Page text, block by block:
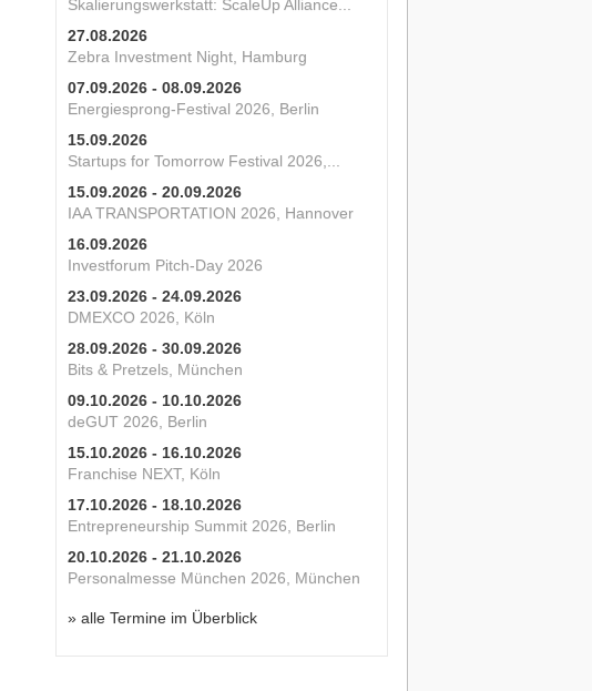
Skalierungswerkstatt: ScaleUp Alliance...
27.08.2026
Zebra Investment Night, Hamburg
07.09.2026 - 08.09.2026
Energiesprong-Festival 2026, Berlin
15.09.2026
Startups for Tomorrow Festival 2026,...
15.09.2026 - 20.09.2026
IAA TRANSPORTATION 2026, Hannover
16.09.2026
Investforum Pitch-Day 2026
23.09.2026 - 24.09.2026
DMEXCO 2026, Köln
28.09.2026 - 30.09.2026
Bits & Pretzels, München
09.10.2026 - 10.10.2026
deGUT 2026, Berlin
15.10.2026 - 16.10.2026
Franchise NEXT, Köln
17.10.2026 - 18.10.2026
Entrepreneurship Summit 2026, Berlin
20.10.2026 - 21.10.2026
Personalmesse München 2026, München
» alle Termine im Überblick